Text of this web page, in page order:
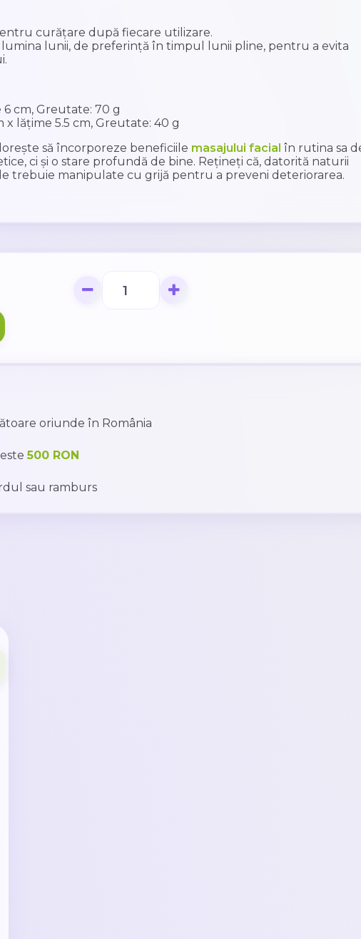
curățare după fiecare utilizare.
lunii, de preferință în timpul lunii pline, pentru a evita
cm, Greutate: 70 g
lățime 5.5 cm, Greutate: 40 g
să încorporeze beneficiile masajului facial în rutina sa
ci și o stare profundă de bine. Rețineți că, datorită naturii
trebuie manipulate cu grijă pentru a preveni deteriorarea.
oriunde în România
500 RON
sau ramburs